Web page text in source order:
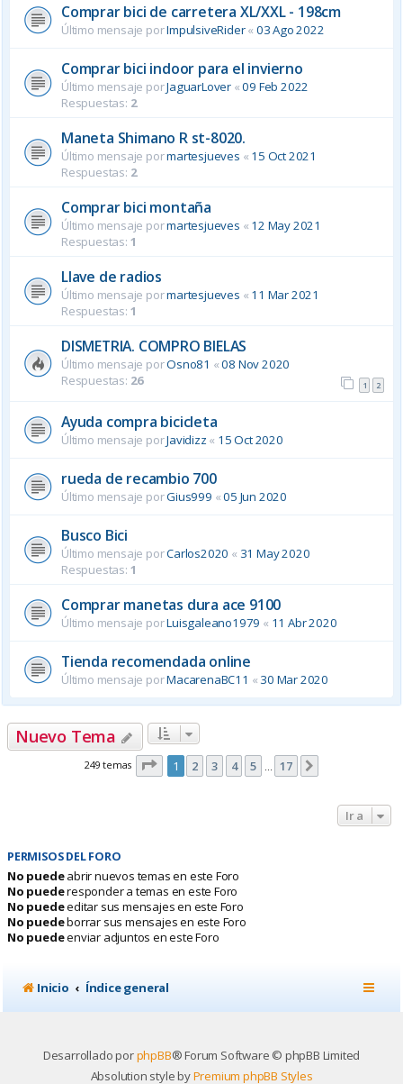
Comprar bici de carretera XL/XXL - 198cm
Último mensaje porImpulsiveRider« 03 Ago 2022
Comprar bici indoor para el invierno
Último mensaje porJaguarLover «09 Feb 2022
Respuestas: 2
Maneta Shimano R st-8020.
Último mensaje pormartesjueves « 15 Oct 2021
Respuestas: 2
Comprar bici montaña
Último mensaje pormartesjueves « 12 May 2021
Respuestas: 1
Llave de radios
Último mensaje pormartesjueves « 11 Mar 2021
Respuestas: 1
DISMETRIA. COMPRO BIELAS
Último mensaje porOsno81 «08 Nov 2020
Respuestas: 26 1 2
Ayuda compra bicicleta
Último mensaje porJavidizz « 15 Oct 2020
rueda de recambio 700
Último mensaje porGius999 «05 Jun 2020
Busco Bici
Último mensaje porCarlos2020 « 31 May 2020
Respuestas: 1
Comprar manetas dura ace 9100
Último mensaje porLuisgaleano1979 « 11 Abr 2020
Tienda recomendada online
Último mensaje porMacarenaBC11 « 30 Mar 2020
Nuevo Tema
249 temas Página de 17
1 2 3 4 5 17
Ir a
PERMISOS DEL FORO
No puedeabrir nuevos temas en este Foro
No puederesponder a temas en este Foro
No puedeeditar sus mensajes en este Foro
No puedeborrar sus mensajes en este Foro
No puedeenviar adjuntos en este Foro
Inicio Índice general
Desarrollado porphpBB® Forum Software © phpBB Limited
Absolution style byPremium phpBB Styles